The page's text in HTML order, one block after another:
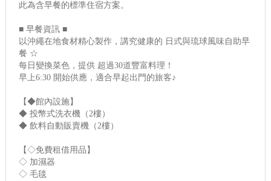
此為含早餐的標準住宿方案。
■ 早餐資訊 ■
以沖繩在地食材精心製作，講究健康的 日式與琉球風味自助早
餐 ☆
每日變換菜色，提供 超過30道豐富料理！
早上6:30 開始供應，適合早起出門的旅客♪
【◆館內設施】
◆ 投幣式洗衣機（2樓）
◆ 飲料自動販賣機（2樓）
【◇免費租借用品】
◇ 加濕器
◇ 毛毯